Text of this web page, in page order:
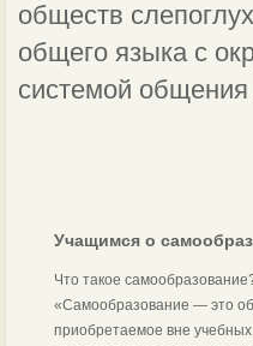
обществ
общего языка с
системой
Учащимся о
Что такое
«Самообразование — это
приобретаемое вне